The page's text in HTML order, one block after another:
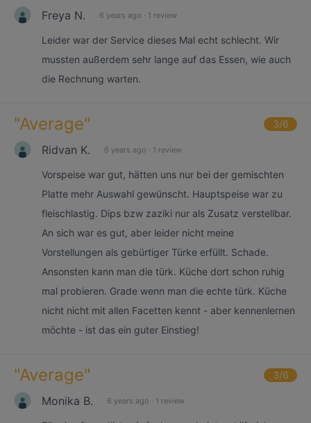
Freya N. 6 years ago · 1 review
Leider war der Service dieses Mal echt schlecht. Wir
mussten außerdem sehr lange auf das Essen, wie auch
die Rechnung warten.
"Average" 3/6
Ridvan K. 6 years ago · 1 review
Vorspeise war gut, hätten uns nur bei der gemischten
Platte mehr Auswahl gewünscht. Hauptspeise war zu
fleischlastig. Dips bzw zaziki nur als Zusatz verstellbar.
An sich war es gut, aber leider nicht meine
Vorstellungen als gebürtiger Türke erfüllt. Schade.
Ansonsten kann man die türk. Küche dort schon ruhig
mal probieren. Grade wenn man die echte türk. Küche
nicht nicht mit allen Facetten kennt - aber kennenlernen
möchte - ist das ein guter Einstieg!
"Average" 3/6
Monika B. 6 years ago · 1 review